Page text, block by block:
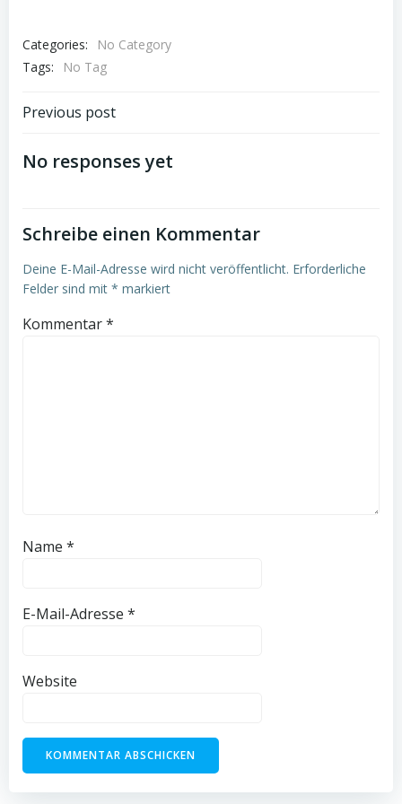
Categories:
No Category
Tags:
No Tag
Post
navigation
Previous post
No responses yet
Schreibe einen Kommentar
Deine E-Mail-Adresse wird nicht veröffentlicht. Erforderliche
Felder sind mit * markiert
Kommentar*
Name *
E-Mail-Adresse *
Website